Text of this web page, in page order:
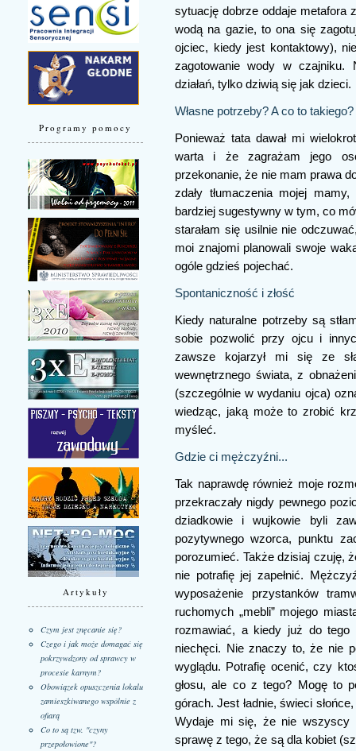
Programy pomocy
Artykuły
Czym jest znęcanie się?
Czego i jak może domagać się
pokrzywdzony od sprawcy w
procesie karnym?
Obowiązek opuszczenia lokalu
zamieszkiwanego wspólnie z
ofiarą
Co to są tzw. "czyny
przepołowione"?
sytuację dobrze oddaje metafora
wodą na gazie, to ona się
ojciec, kiedy jest kontaktowy),
zagotowanie wody w czajniku.
działań, tylko dziwią się jak dzieci.
Własne potrzeby? A co to takiego?
Ponieważ tata dawał mi
warta i że zagrażam jego
przekonanie, że nie mam prawa
zdały tłumaczenia mojej
bardziej sugestywny w tym, co
starałam się usilnie nie
moi znajomi planowali swoje
ogóle gdzieś pojechać.
Spontaniczność i złość
Kiedy naturalne potrzeby są
sobie pozwolić przy ojcu i
zawsze kojarzył mi się ze
wewnętrznego świata, z
(szczególnie w wydaniu ojca)
wiedząc, jaką może to zrobić
myśleć.
Gdzie ci mężczyźni...
Tak naprawdę również moje
przekraczały nigdy pewnego
dziadkowie i wujkowie byli
pozytywnego wzorca, punktu
porozumieć. Także dzisiaj czuję,
nie potrafię jej zapełnić.
wyposażenie przystanków
ruchomych „mebli” mojego
rozmawiać, a kiedy już do tego
niechęci. Nie znaczy to, że nie
wyglądu. Potrafię ocenić, czy
głosu, ale co z tego? Mogę to
górach. Jest ładnie, świeci
Wydaje mi się, że nie wszyscy
sprawę z tego, że są dla kobiet